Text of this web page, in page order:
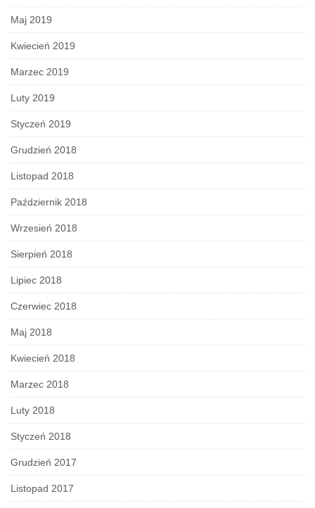
Maj 2019
Kwiecień 2019
Marzec 2019
Luty 2019
Styczeń 2019
Grudzień 2018
Listopad 2018
Październik 2018
Wrzesień 2018
Sierpień 2018
Lipiec 2018
Czerwiec 2018
Maj 2018
Kwiecień 2018
Marzec 2018
Luty 2018
Styczeń 2018
Grudzień 2017
Listopad 2017